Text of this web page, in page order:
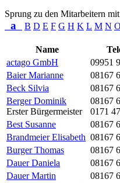
Sprung zu den Mitarbeitern
a B D E F G H K L M N O
Name
actago GmbH
09951
Baier Marianne
08167
Beck Silvia
08167
Berger Dominik
Erster Bürgermeister
08167
0171
Best Susanne
08167
Brandmeier Elisabeth 08167
Burger Thomas
08167
Dauer Daniela
08167
Dauer Martin
08167